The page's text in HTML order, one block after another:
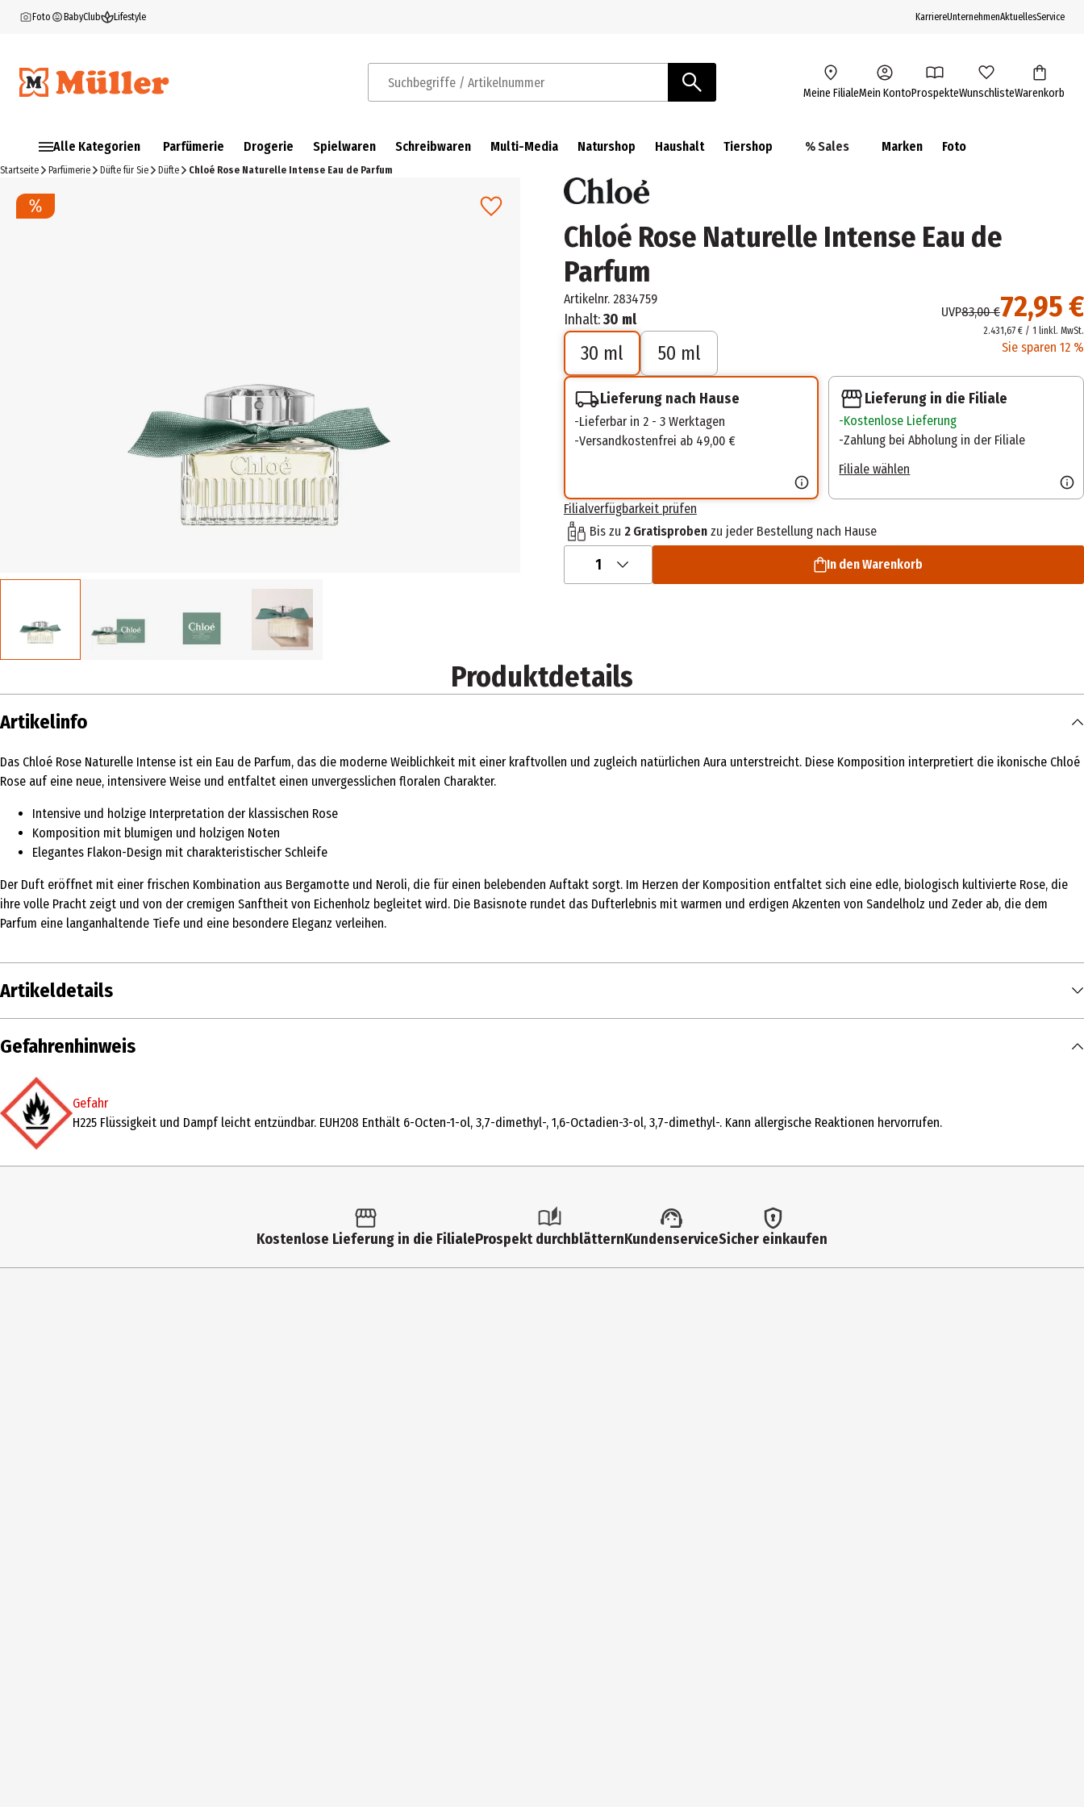
Foto BabyClub Lifestyle KarriereUnternehmenAktuellesService
Suchbegriffe / Artikelnummer Meine FilialeMein KontoProspekteWunschlisteWarenkorb
Alle Kategorien Parfümerie Drogerie Spielwaren Schreibwaren Multi-Media Naturshop Haushalt Tiershop % Sales Marken Foto
Startseite Parfümerie Düfte für Sie Düfte Chloé Rose Naturelle Intense Eau de Parfum
Chloé Rose Naturelle Intense Eau de
Parfum
Artikelnr. 2834759
Inhalt:30 ml
30 ml 50 ml
72,95 €
UVP83,00 €
2.431,67 € / 1 linkl. MwSt.
Sie sparen 12 %
Lieferung nach Hause
Lieferbar in 2 - 3 Werktagen
Versandkostenfrei ab 49,00 €
Lieferung in die Filiale
Kostenlose Lieferung
Zahlung bei Abholung in der Filiale
Filiale wählen
Filialverfügbarkeit prüfen
Bis zu 2 Gratisprobenzu jeder Bestellung nach Hause
1 In den Warenkorb
Produktdetails
Artikelinfo
Das Chloé Rose Naturelle Intense ist ein Eau de Parfum, das die moderne Weiblichkeit mit einer kraftvollen und zugleich natürlichen Aura unterstreicht. Diese Komposition interpretiert die ikonische Chloé
Rose auf eine neue, intensivere Weise und entfaltet einen unvergesslichen floralen Charakter.
Intensive und holzige Interpretation der klassischen Rose
Komposition mit blumigen und holzigen Noten
Elegantes Flakon-Design mit charakteristischer Schleife
Der Duft eröffnet mit einer frischen Kombination aus Bergamotte und Neroli, die für einen belebenden Auftakt sorgt. Im Herzen der Komposition entfaltet sich eine edle, biologisch kultivierte Rose, die
ihre volle Pracht zeigt und von der cremigen Sanftheit von Eichenholz begleitet wird. Die Basisnote rundet das Dufterlebnis mit warmen und erdigen Akzenten von Sandelholz und Zeder ab, die dem
Parfum eine langanhaltende Tiefe und eine besondere Eleganz verleihen.
Artikeldetails
Inhalt
Duftkonzentration
Anwendungsart
Duftnote blumig
Alcohol Denat., Aqua/Water/Eau, Parfum/Fragrance, Citronellol, Limonene, Linalool, Geraniol, Coumarin, Citral, Eugenol, Benzyl Alcohol, Farnesol.
Das Eau de Parfum auf Handgelenke und Hals aufsprühen. Nicht einreiben, einziehen lassen. Haut und Kleidung am Morgen nach Lust und Laune sanft einsprühen. Flakon an
Gefahrenhinweis
Gefahr
H225 Flüssigkeit und Dampf leicht entzündbar. EUH208 Enthält 6-Octen-1-ol, 3,7-dimethyl-, 1,6-Octadien-3-ol, 3,7-dimethyl-. Kann allergische Reaktionen hervorrufen.
Kostenlose Lieferung in die FilialeProspekt durchblätternKundenserviceSicher einkaufen